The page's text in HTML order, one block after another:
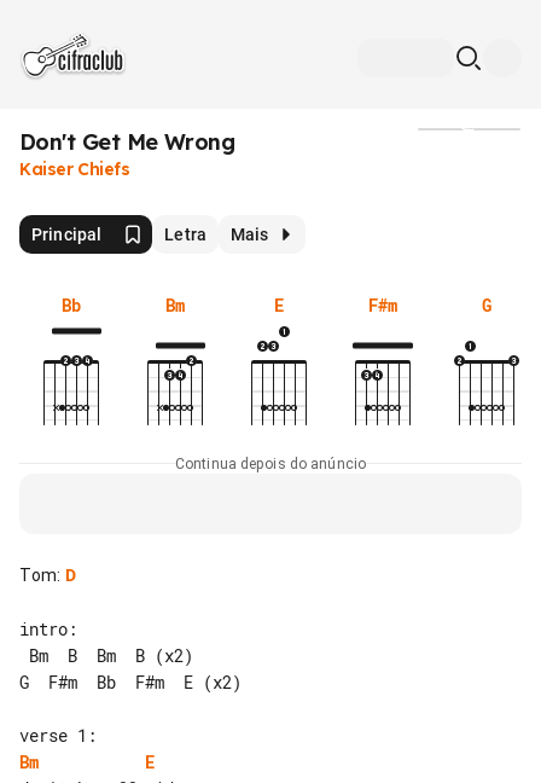
Don't Get Me Wrong
Kaiser Chiefs
Principal Letra Mais
Bb Bm E F#m G
Continua depois do anúncio
Tom: D
intro:
G  F#m  Bb  F#m  E (x2)
Bm
E